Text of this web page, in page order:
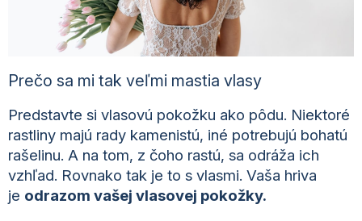
Prečo sa mi tak veľmi mastia vlasy
Predstavte si vlasovú pokožku ako pôdu. Niektoré
rastliny majú rady kamenistú, iné potrebujú bohatú
rašelinu. A na tom, z čoho rastú, sa odráža ich
vzhľad. Rovnako tak je to s vlasmi. Vaša hriva
je odrazom vašej vlasovej pokožky.